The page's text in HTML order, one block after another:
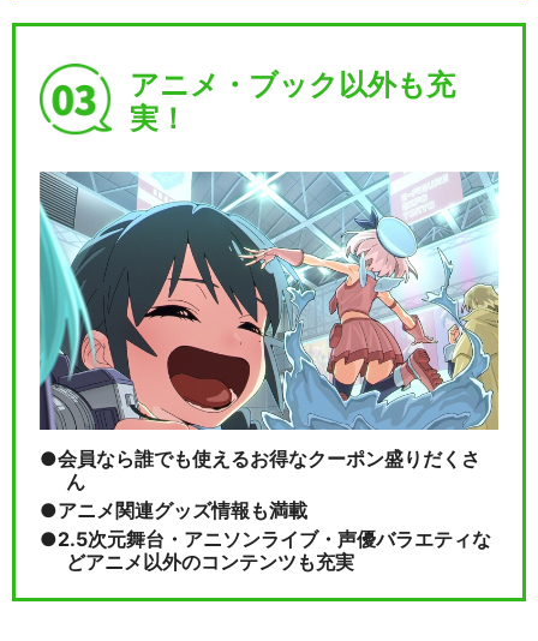
サクラ大戦 帝国歌劇団・花組
サクラ大戦 帝国歌劇団・花組
2005年新春歌…
閉じる
アニメ・ブック以外も充
実！
会員なら誰でも使えるお得なクーポン盛りだくさ
ん
アニメ関連グッズ情報も満載
2.5次元舞台・アニソンライブ・声優バラエティな
どアニメ以外のコンテンツも充実